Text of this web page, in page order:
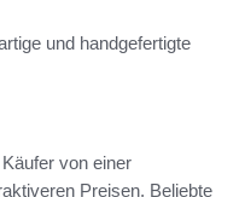
und handgefertigte
von einer
Preisen. Beliebte